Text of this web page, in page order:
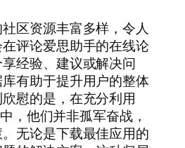
区资源丰富多样，令人
评论爱思助手的在线论
经验、建议或解决问
有助于提升用户的整体
慰的是，在充分利用
，他们并非孤军奋战，
无论是下载最佳应用的